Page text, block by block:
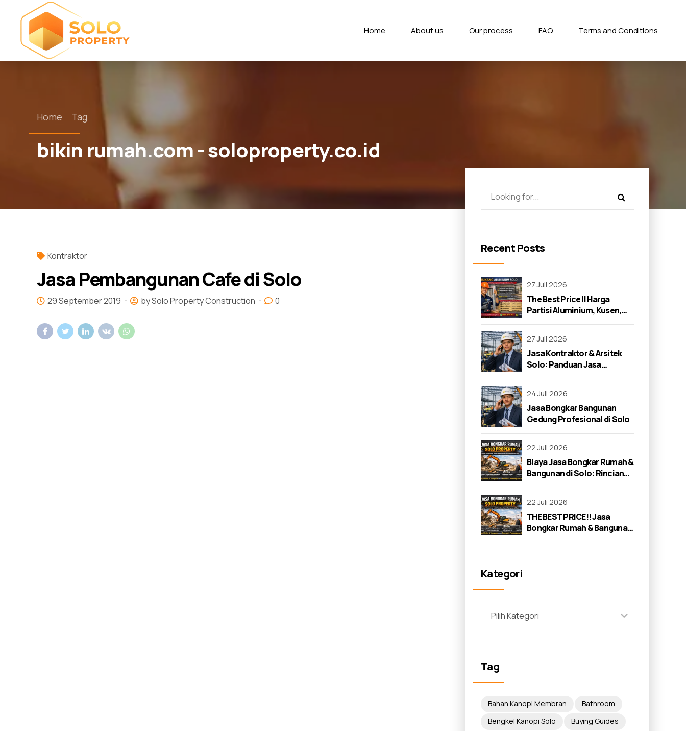
Home About us Our process FAQ Terms and Conditions
Home Tag
bikin rumah.com - soloproperty.co.id
Kontraktor
Jasa Pembangunan Cafe di Solo
29 September 2019 by Solo Property Construction 0
Recent Posts
27 Juli 2026
The Best Price!! Harga
Partisi Aluminium, Kusen,
dan Jendela di Solo 2026
27 Juli 2026
Jasa Kontraktor & Arsitek
Solo: Panduan Jasa
24 Juli 2026
Jasa Bongkar Bangunan
Gedung Profesional di Solo
22 Juli 2026
Biaya Jasa Bongkar Rumah &
Bangunan di Solo: Rincian
22 Juli 2026
THE BEST PRICE!! Jasa
Bongkar Rumah & Bangunan
Kategori
Pilih Kategori
Tag
Bahan Kanopi Membran
Bathroom
Bengkel Kanopi Solo
Buying Guides